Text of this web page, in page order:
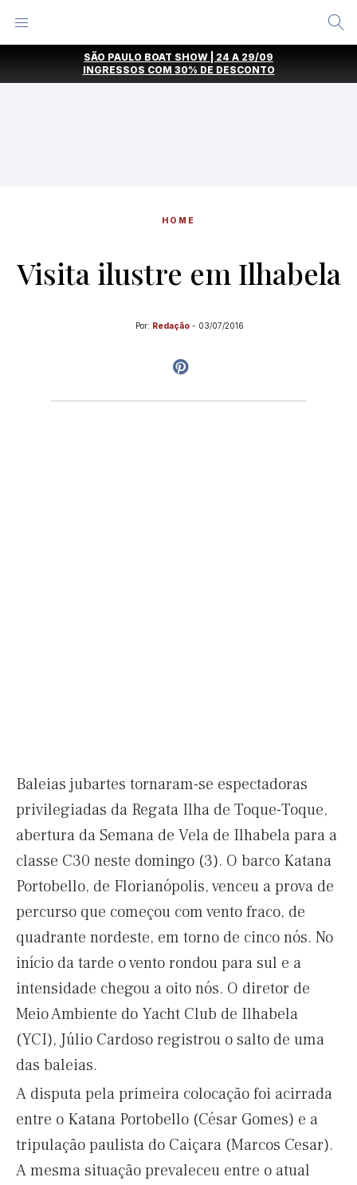
SÃO PAULO BOAT SHOW | 24 A 29/09
INGRESSOS COM 30% DE DESCONTO
HOME
Visita ilustre em Ilhabela
Por: Redação - 03/07/2016
Baleias jubartes tornaram-se espectadoras
privilegiadas da Regata Ilha de Toque-Toque,
abertura da Semana de Vela de Ilhabela para a
classe C30 neste domingo (3). O barco Katana
Portobello, de Florianópolis, venceu a prova de
percurso que começou com vento fraco, de
quadrante nordeste, em torno de cinco nós. No
início da tarde o vento rondou para sul e a
intensidade chegou a oito nós. O diretor de
Meio Ambiente do Yacht Club de Ilhabela
(YCI), Júlio Cardoso registrou o salto de uma
das baleias.
A disputa pela primeira colocação foi acirrada
entre o Katana Portobello (César Gomes) e a
tripulação paulista do Caiçara (Marcos Cesar).
A mesma situação prevaleceu entre o atual